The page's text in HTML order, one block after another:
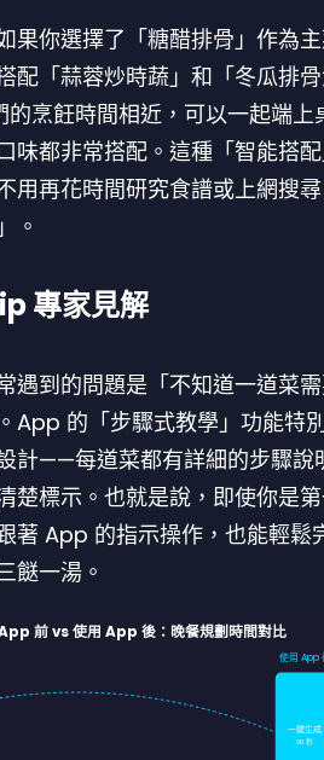
果你選擇了「糖醋排骨」作為
配「蒜蓉炒時蔬」和「冬瓜排
烹飪時間相近，可以一起端上
味都非常搭配。這種「智能搭
用再花時間研究食譜或上網搜
。
專家見解
遇到的問題是「不知道一道菜
App 的「步驟式教學」功能特
計——每道菜都有詳細的步驟說
楚標示。也就是說，即使你是
著 App 的指示操作，也能輕鬆
餸一湯。
前 vs 使用 App 後：晚餐規劃時間對比
使用 App
一鍵生成
30 秒